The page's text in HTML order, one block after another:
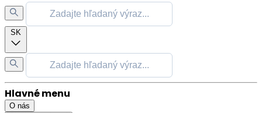
SK
Hlavné menu
O nás